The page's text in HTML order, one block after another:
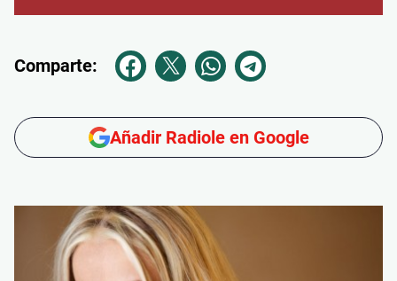
Comparte:
Añadir Radiole en Google